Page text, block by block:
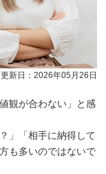
更新日：2026年05月26日
観が合わない」と感
」「相手に納得して
も多いのではないで